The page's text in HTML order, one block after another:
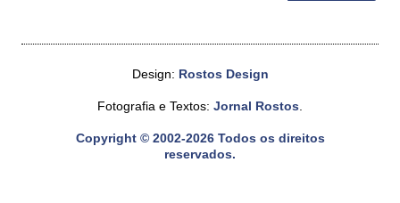
Design: Rostos Design
Fotografia e Textos: Jornal Rostos.
Copyright © 2002-2026 Todos os direitos
reservados.